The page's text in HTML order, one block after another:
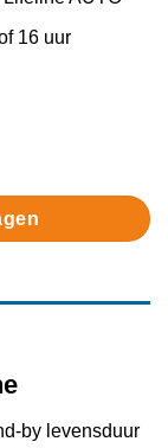
16 uur
by levensduur